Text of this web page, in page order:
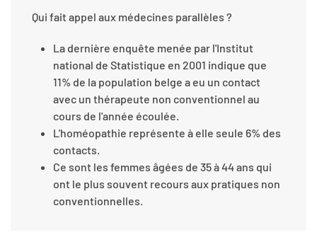
Qui fait appel aux médecines parallèles ?
La dernière enquête menée par l'Institut
national de Statistique en 2001 indique que
11% de la population belge a eu un contact
avec un thérapeute non conventionnel au
cours de l'année écoulée.
L'homéopathie représente à elle seule 6% des
contacts.
Ce sont les femmes âgées de 35 à 44 ans qui
ont le plus souvent recours aux pratiques non
conventionnelles.